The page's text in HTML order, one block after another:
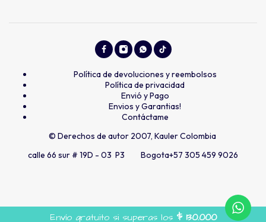
Política de devoluciones y reembolsos
Política de privacidad
Envió y Pago
Envios y Garantias!
Contáctame
© Derechos de autor 2007, Kauler Colombia
calle 66 sur # 19D - 03 P3 Bogota+57 305 459 9026
Envío gratuito si superas los $130.000